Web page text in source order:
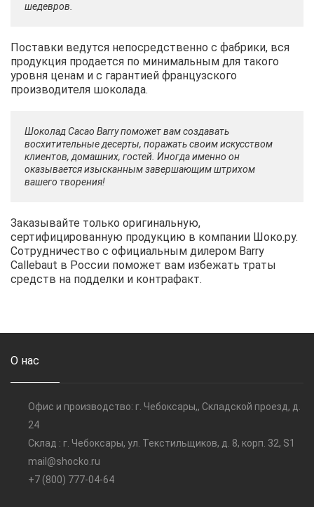
шедевров.
Поставки ведутся непосредственно с фабрики, вся
продукция продается по минимальным для такого
уровня ценам и с гарантией французского
производителя шоколада.
Шоколад Cacao Barry поможет вам создавать
восхитительные десерты, поражать своим искусством
клиентов, домашних, гостей. Иногда именно он
оказывается изысканным завершающим штрихом
вашего творения!
Заказывайте только оригинальную,
сертифицированную продукцию в компании Шоко.ру.
Сотрудничество с официальным дилером Barry
Callebaut в России поможет вам избежать траты
средств на подделки и контрафакт.
О нас
Офис и производство: г. Чебоксары,, Складской проезд, д.
24
Склад : г. Чебоксары, ул. Текстильщиков, д. 8, корп. 32, S1
mail@shocko.ru
+7 (800) 777-04-64